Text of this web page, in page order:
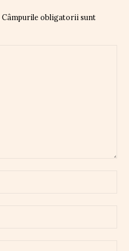
Câmpurile obligatorii sunt